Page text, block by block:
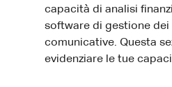
capacità di analisi
software di gestione
comunicative. Questa
evidenziare le tue